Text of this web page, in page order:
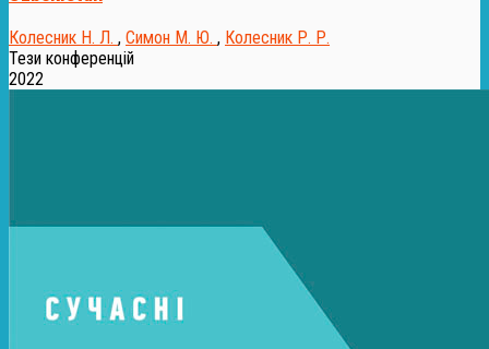
Колесник Н. Л. , Симон М. Ю. , Колесник Р. Р.
Тези конференцій
2022